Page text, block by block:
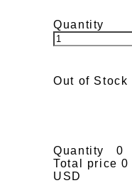
Quantity
Out of Stock
Quantity
0
Total price 0
USD